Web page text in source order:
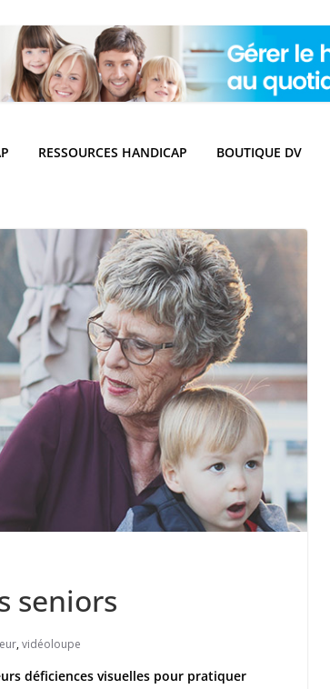
RESSOURCES HANDICAP BOUTIQUE DV
seniors
,vidéoloupe
déficiences visuelles pour pratiquer